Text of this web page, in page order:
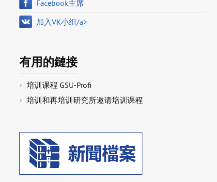
Facebook主席
加入VK小组/a>
有用的鏈接
培训课程 GSU-Profi
培训和再培训研究所邀请培训课程